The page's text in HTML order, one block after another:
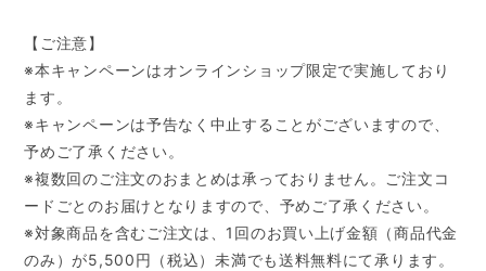
【ご注意】
※本キャンペーンはオンラインショップ限定で実施しており
ます。
※キャンペーンは予告なく中止することがございますので、
予めご了承ください。
※複数回のご注文のおまとめは承っておりません。ご注文コ
ードごとのお届けとなりますので、予めご了承ください。
※対象商品を含むご注文は、1回のお買い上げ金額（商品代金
のみ）が5,500円（税込）未満でも送料無料にて承ります。